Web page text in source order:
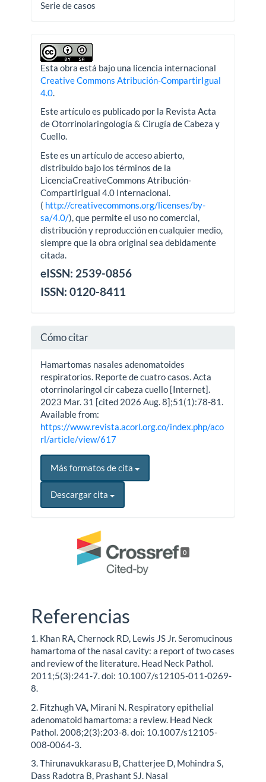
Serie de casos
Esta obra está bajo una licencia internacional
Creative Commons Atribución-CompartirIgual
4.0.
Este artículo es publicado por la Revista Acta
de Otorrinolaringología & Cirugía de Cabeza y
Cuello.
Este es un artículo de acceso abierto,
distribuido bajo los términos de la
LicenciaCreativeCommons Atribución-
CompartirIgual 4.0 Internacional.
( http://creativecommons.org/licenses/by-
sa/4.0/), que permite el uso no comercial,
distribución y reproducción en cualquier medio,
siempre que la obra original sea debidamente
citada.
eISSN: 2539-0856
ISSN: 0120-8411
Cómo citar
Hamartomas nasales adenomatoides
respiratorios. Reporte de cuatro casos. Acta
otorrinolaringol cir cabeza cuello [Internet].
2023 Mar. 31 [cited 2026 Aug. 8];51(1):78-81.
Available from:
https://www.revista.acorl.org.co/index.php/aco
rl/article/view/617
Más formatos de cita
Descargar cita
0
Referencias
1. Khan RA, Chernock RD, Lewis JS Jr. Seromucinous
hamartoma of the nasal cavity: a report of two cases
and review of the literature. Head Neck Pathol.
2011;5(3):241-7. doi: 10.1007/s12105-011-0269-
8.
2. Fitzhugh VA, Mirani N. Respiratory epithelial
adenomatoid hamartoma: a review. Head Neck
Pathol. 2008;2(3):203-8. doi: 10.1007/s12105-
008-0064-3.
3. Thirunavukkarasu B, Chatterjee D, Mohindra S,
Dass Radotra B, Prashant SJ. Nasal